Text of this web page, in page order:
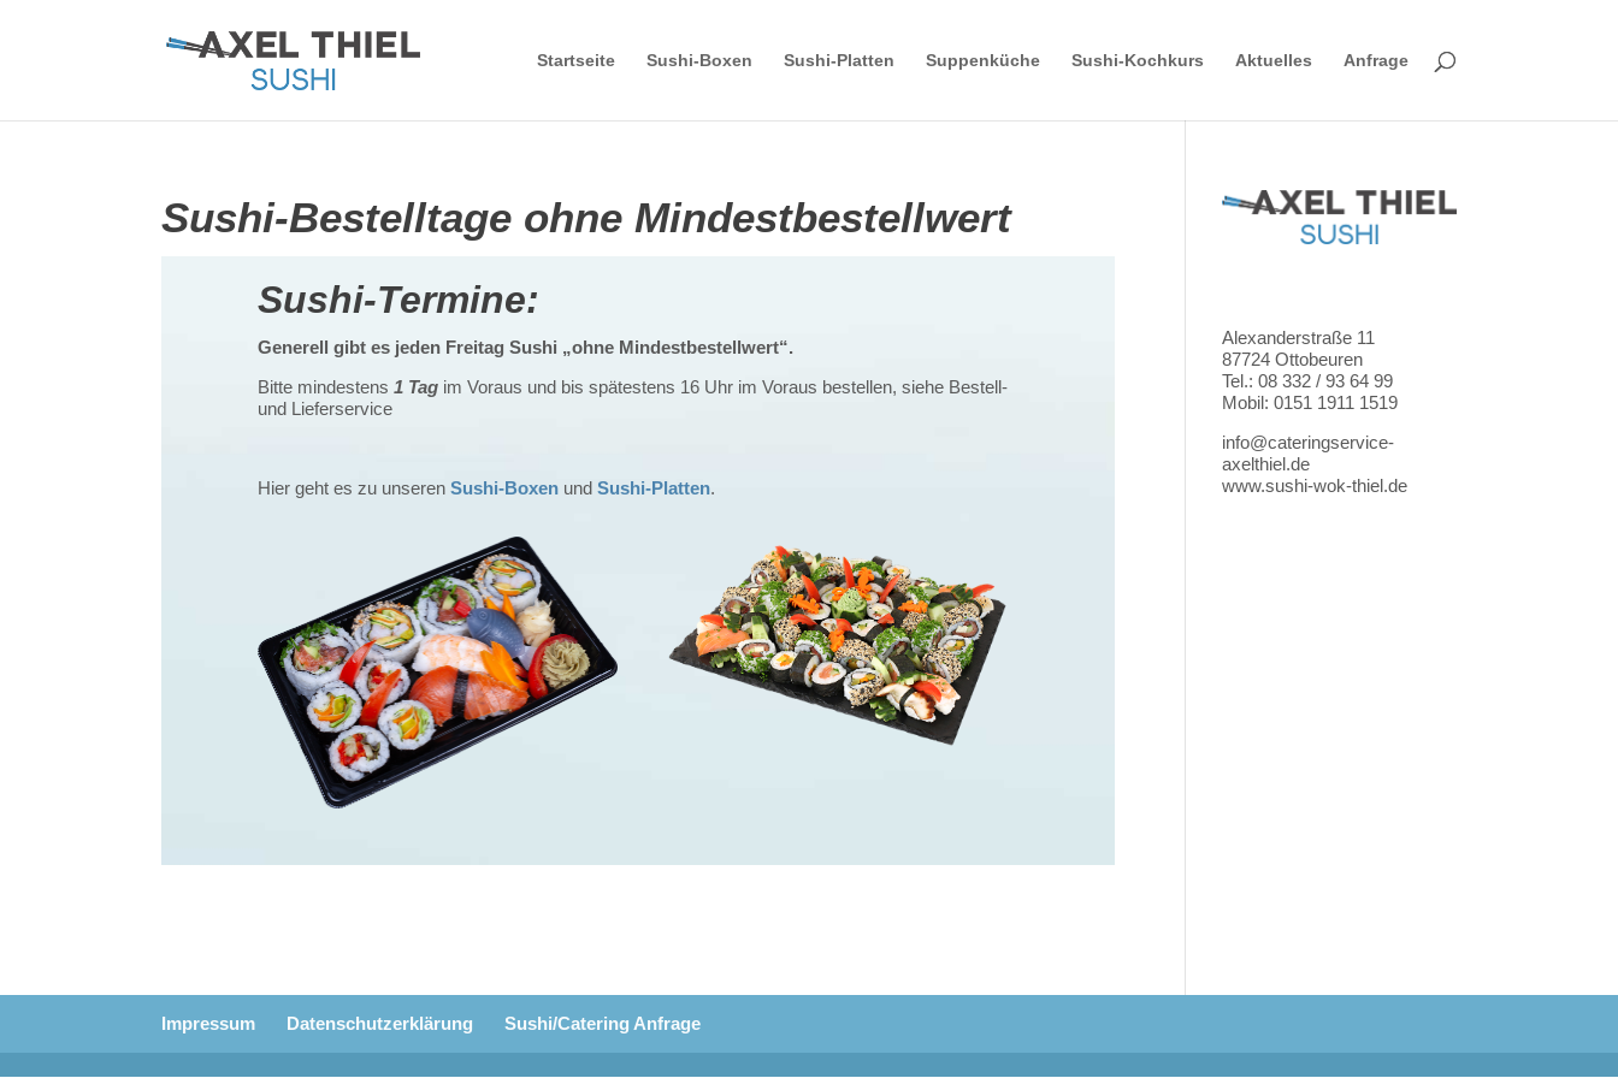
Startseite Sushi-Boxen Sushi-Platten Suppenküche Sushi-Kochkurs Aktuelles Anfrage
Sushi-Bestelltage ohne Mindestbestellwert
Sushi-Termine:
Generell gibt es jeden Freitag Sushi „ohne Mindestbestellwert“.
Bitte mindestens 1 Tag im Voraus und bis spätestens 16 Uhr im Voraus bestellen, siehe Bestell-
und Lieferservice
Hier geht es zu unseren Sushi-Boxenund Sushi-Platten.
Alexanderstraße 11
87724 Ottobeuren
Tel.: 08 332 / 93 64 99
Mobil: 0151 1911 1519
info@cateringservice-
axelthiel.de
www.sushi-wok-thiel.de
Impressum Datenschutzerklärung Sushi/Catering Anfrage